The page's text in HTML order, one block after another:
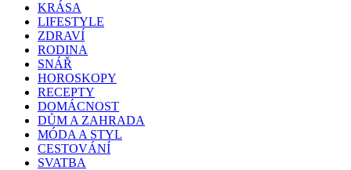
KRÁSA
LIFESTYLE
ZDRAVÍ
RODINA
SNÁŘ
HOROSKOPY
RECEPTY
DOMÁCNOST
DŮM A ZAHRADA
MÓDA A STYL
CESTOVÁNÍ
SVATBA